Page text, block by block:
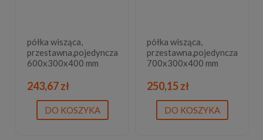
półka wisząca,
przestawna,pojedyncza
600x300x400 mm
243,67 zł
DO KOSZYKA
półka wisząca,
przestawna,pojedyncza
700x300x400 mm
250,15 zł
DO KOSZYKA